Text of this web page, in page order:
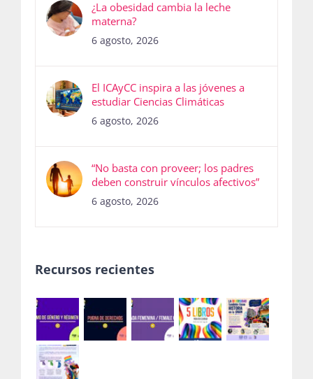
¿La obesidad cambia la leche
materna?
6 agosto, 2026
El ICAyCC inspira a las jóvenes a
estudiar Ciencias Climáticas
6 agosto, 2026
“No basta con proveer; los padres
deben construir vínculos afectivos”
6 agosto, 2026
Recursos recientes